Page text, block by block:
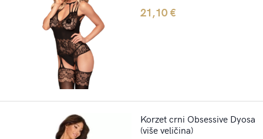
21,10€
Korzet crni Obsessive Dyosa
(više veličina)